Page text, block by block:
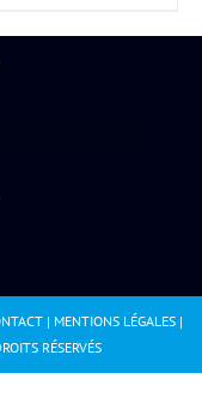
| MENTIONS LÉGALES|
RÉSERVÉS